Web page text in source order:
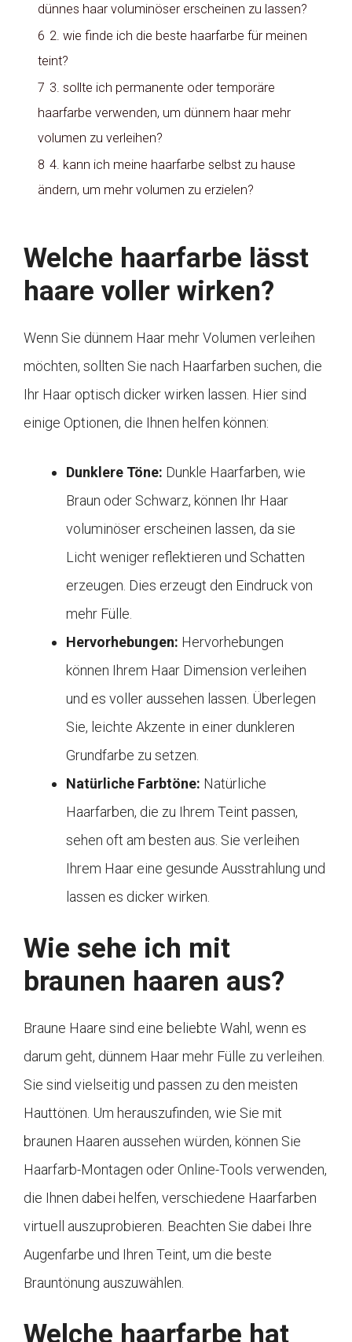
dünnes haar voluminöser erscheinen zu lassen?
6 2. wie finde ich die beste haarfarbe für meinen
teint?
7 3. sollte ich permanente oder temporäre
haarfarbe verwenden, um dünnem haar mehr
volumen zu verleihen?
8 4. kann ich meine haarfarbe selbst zu hause
ändern, um mehr volumen zu erzielen?
Welche haarfarbe lässt
haare voller wirken?
Wenn Sie dünnem Haar mehr Volumen verleihen
möchten, sollten Sie nach Haarfarben suchen, die
Ihr Haar optisch dicker wirken lassen. Hier sind
einige Optionen, die Ihnen helfen können:
Dunklere Töne: Dunkle Haarfarben, wie
Braun oder Schwarz, können Ihr Haar
voluminöser erscheinen lassen, da sie
Licht weniger reflektieren und Schatten
erzeugen. Dies erzeugt den Eindruck von
mehr Fülle.
Hervorhebungen: Hervorhebungen
können Ihrem Haar Dimension verleihen
und es voller aussehen lassen. Überlegen
Sie, leichte Akzente in einer dunkleren
Grundfarbe zu setzen.
Natürliche Farbtöne: Natürliche
Haarfarben, die zu Ihrem Teint passen,
sehen oft am besten aus. Sie verleihen
Ihrem Haar eine gesunde Ausstrahlung und
lassen es dicker wirken.
Wie sehe ich mit
braunen haaren aus?
Braune Haare sind eine beliebte Wahl, wenn es
darum geht, dünnem Haar mehr Fülle zu verleihen.
Sie sind vielseitig und passen zu den meisten
Hauttönen. Um herauszufinden, wie Sie mit
braunen Haaren aussehen würden, können Sie
Haarfarb-Montagen oder Online-Tools verwenden,
die Ihnen dabei helfen, verschiedene Haarfarben
virtuell auszuprobieren. Beachten Sie dabei Ihre
Augenfarbe und Ihren Teint, um die beste
Brauntönung auszuwählen.
Welche haarfarbe hat